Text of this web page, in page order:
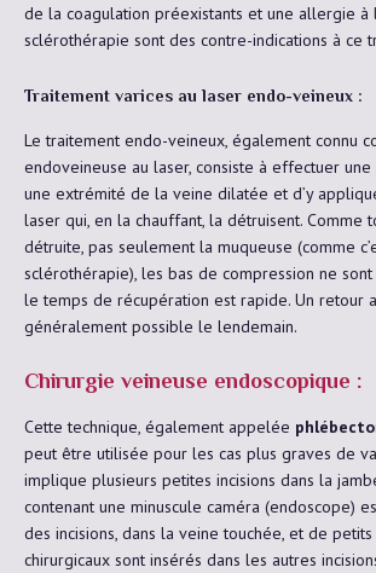
de la coagulation préexistants et une allergie à
sclérothérapie sont des contre-indications à ce
Traitement varices au laser endo-veineux :
Le traitement endo-veineux, également connu
endoveineuse au laser, consiste à effectuer
une extrémité de la veine dilatée et d’y
laser qui, en la chauffant, la détruisent. Comme
détruite, pas seulement la muqueuse (comme
sclérothérapie), les bas de compression ne
le temps de récupération est rapide. Un retour
généralement possible le lendemain.
Chirurgie veineuse endoscopique :
Cette technique, également appelée
peut être utilisée pour les cas plus graves de
implique plusieurs petites incisions dans la
contenant une minuscule caméra (endoscope)
des incisions, dans la veine touchée, et de petits
chirurgicaux sont insérés dans les autres